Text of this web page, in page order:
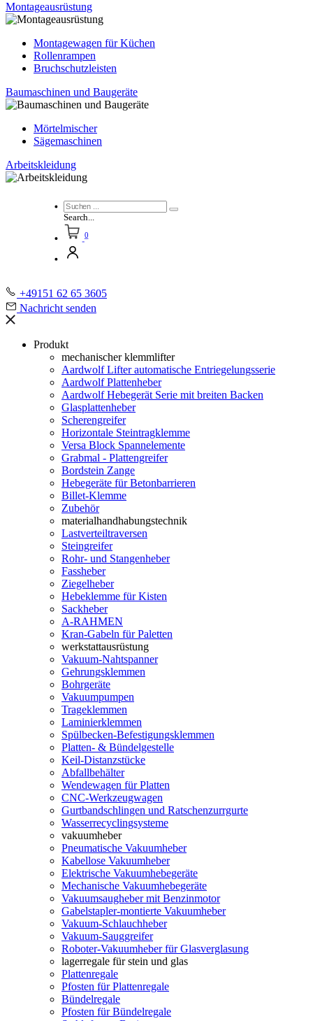
Montageausrüstung
Montagewagen für Küchen
Rollenrampen
Bruchschutzleisten
Baumaschinen und Baugeräte
Mörtelmischer
Sägemaschinen
Arbeitskleidung
Search...
0
+49151 62 65 3605
Nachricht senden
Produkt
mechanischer klemmlifter
Aardwolf Lifter automatische Entriegelungsserie
Aardwolf Plattenheber
Aardwolf Hebegerät Serie mit breiten Backen
Glasplattenheber
Scherengreifer
Horizontale Steintragklemme
Versa Block Spannelemente
Grabmal - Plattengreifer
Bordstein Zange
Hebegeräte für Betonbarrieren
Billet-Klemme
Zubehör
materialhandhabungstechnik
Lastverteiltraversen
Steingreifer
Rohr- und Stangenheber
Fassheber
Ziegelheber
Hebeklemme für Kisten
Sackheber
A-RAHMEN
Kran-Gabeln für Paletten
werkstattausrüstung
Vakuum-Nahtspanner
Gehrungsklemmen
Bohrgeräte
Vakuumpumpen
Trageklemmen
Laminierklemmen
Spülbecken-Befestigungsklemmen
Platten- & Bündelgestelle
Keil-Distanzstücke
Abfallbehälter
Wendewagen für Platten
CNC-Werkzeugwagen
Gurtbandschlingen und Ratschenzurrgurte
Wasserrecyclingsysteme
vakuumheber
Pneumatische Vakuumheber
Kabellose Vakuumheber
Elektrische Vakuumhebegeräte
Mechanische Vakuumhebegeräte
Vakuumsaugheber mit Benzinmotor
Gabelstapler-montierte Vakuumheber
Vakuum-Schlauchheber
Vakuum-Sauggreifer
Roboter-Vakuumheber für Glasverglasung
lagerregale für stein und glas
Plattenregale
Pfosten für Plattenregale
Bündelregale
Pfosten für Bündelregale